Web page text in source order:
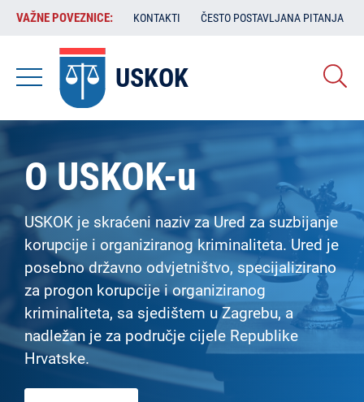
Skoči
sadržaj
VAŽNE
POVEZNICE:
VAŽNE POVEZNICE: KONTAKTI ČESTO POSTAVLJANA PITANJA
USKOK
O USKOK-u
USKOK je skraćeni naziv za Ured za suzbijanje
korupcije i organiziranog kriminaliteta. Ured je
posebno državno odvjetništvo, specijalizirano
za progon korupcije i organiziranog
kriminaliteta, sa sjedištem u Zagrebu, a
nadležan je za područje cijele Republike
Hrvatske.